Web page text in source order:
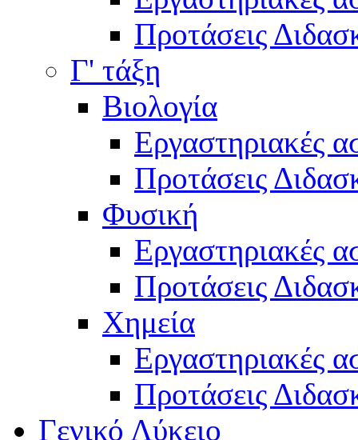
Προτάσεις
Γ' τάξη
Βιολογία
Εργαστηριακές
Προτάσεις
Φυσική
Εργαστηριακές
Προτάσεις
Χημεία
Εργαστηριακές
Προτάσεις
Γενικό Λύκειο